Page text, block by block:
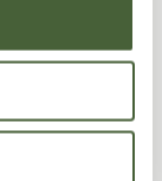
att stänga av.
kan